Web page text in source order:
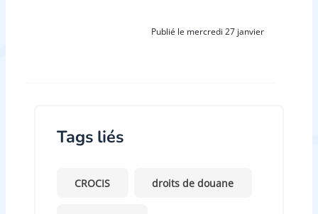
Publié le mercredi 27 janvier
Tags liés
CROCIS droits de douane